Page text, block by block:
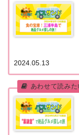
2024.05.13